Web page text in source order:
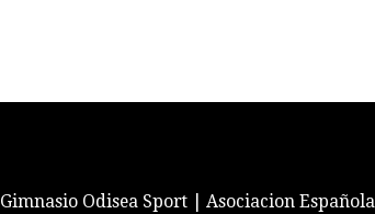
Gimnasio Odisea Sport | Asociacion